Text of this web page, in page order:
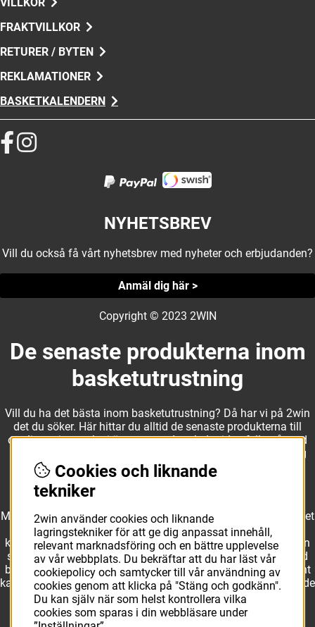
FRAKTVILLKOR
RETURER / BYTEN
REKLAMATIONER
BASKETKALENDERN
NYHETSBREV
Vill du också få vårt nyhetsbrev med nyheter och erbjudanden?
Anmäl dig här >
Copyright © 2023 2WIN
De senaste produkterna inom
basketutrustning
Vill du ha det bästa inom basketutrustning? Då har vi på 2win
det du söker. Här hittar du alltid de senaste produkterna till
otroliga priser, och vi är noga med att hela tiden fylla på med
nyheter i webbshopen. Det gör oss till ett naturligt val för dig
som vill ha utrustning som överträffar alla andra märken.
Med ett av Sveriges största kläd- och skosortiment inom basket
kan vi erbjuda allt som du eller din klubb behöver. Välj ut
kvalitativa basketbollar och basketskor från välkända märken
som Molten, Nike, Adidas och Spalding och komplettera med
basketkläder från Jordan. I vårt breda och prisvärda sortiment
kan vi erbjuda matchkläder som ger maximal rörelsefrihet, både
på och utanför planen. Oavsett vad du behöver för
basketutrustning kan du vara säker på att hitta den här.
Cookies och liknande
tekniker
2win använder cookies och liknande
lagringstekniker för att ge dig anpassat innehåll,
relevant marknadsföring och en bättre upplevelse
av vår webbplats. Du bekräftar att du har läst vår
cookiepolicy och samtycker till vår användning av
cookies genom att klicka på "Stäng och godkänn".
Du kan själv när som helst kontrollera vilka
cookies som sparas i din webbläsare under